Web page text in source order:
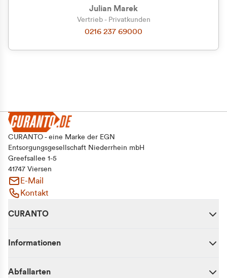
Julian Marek
Vertrieb - Privatkunden
0216 237 69000
CURANTO - eine Marke der EGN
Entsorgungsgesellschaft Niederrhein mbH
Greefsallee 1-5
41747 Viersen
E-Mail
Kontakt
CURANTO
Informationen
Abfallarten